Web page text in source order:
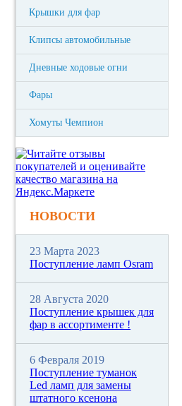
Крышки для фар
Клипсы автомобильные
Дневные ходовые огни
Фары
Хомуты Чемпион
НОВОСТИ
23 Марта 2023
Поступление ламп Osram
28 Августа 2020
Поступление крышек для
фар в ассортименте !
6 Февраля 2019
Поступление туманок
Led ламп для замены
штатного ксенона